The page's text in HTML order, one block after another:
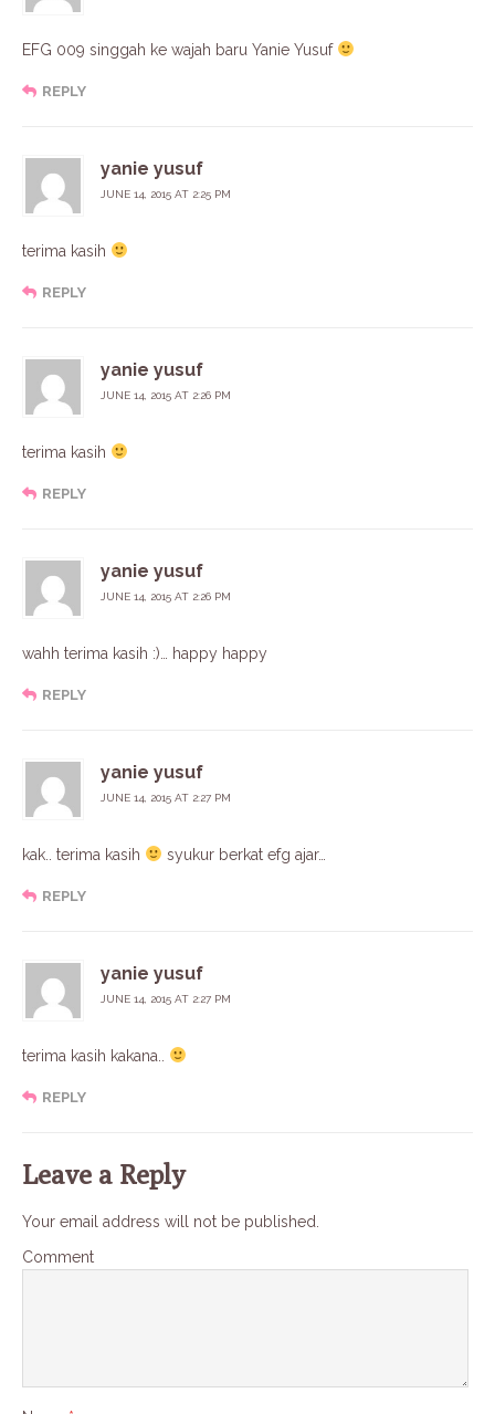
EFG 009 singgah ke wajah baru Yanie Yusuf
REPLY
yanie yusuf
JUNE 14, 2015 AT 2:25 PM
terima kasih
REPLY
yanie yusuf
JUNE 14, 2015 AT 2:26 PM
terima kasih
REPLY
yanie yusuf
JUNE 14, 2015 AT 2:26 PM
wahh terima kasih :)… happy happy
REPLY
yanie yusuf
JUNE 14, 2015 AT 2:27 PM
kak.. terima kasih syukur berkat efg ajar…
REPLY
yanie yusuf
JUNE 14, 2015 AT 2:27 PM
terima kasih kakana..
REPLY
Leave a Reply
Your email address will not be published.
Comment